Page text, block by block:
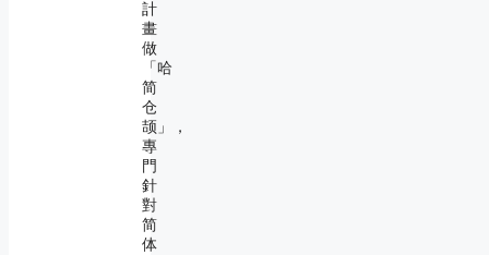
計
畫
做
「哈
简
仓
颉」，
專
門
針
對
简
体